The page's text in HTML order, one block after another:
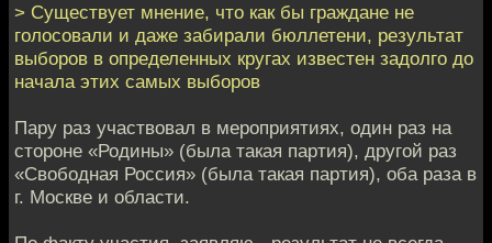
> Существует мнение, что как бы граждане не
голосовали и даже забирали бюллетени, результат
выборов в определенных кругах известен задолго до
начала этих самых выборов
Пару раз участвовал в мероприятиях, один раз на
стороне «Родины» (была такая партия), другой раз
«Свободная Россия» (была такая партия), оба раза в
г. Москве и области.